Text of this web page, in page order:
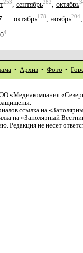
253 сентябрь282 октябрь
— октябрь178, ноябрь204
04
• Архив • Фото •
«Медиакомпания
ссылка на
на «Заполярный
Редакция не несет